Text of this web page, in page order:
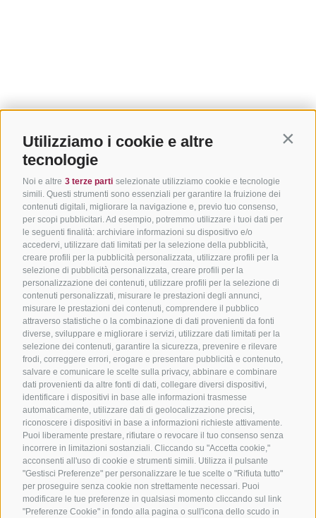
Utilizziamo i cookie e altre
tecnologie
Noi e altre 3 terze parti selezionate utilizziamo cookie e tecnologie
simili. Questi strumenti sono essenziali per garantire la fruizione dei
contenuti digitali, migliorare la navigazione e, previo tuo consenso,
per scopi pubblicitari. Ad esempio, potremmo utilizzare i tuoi dati per
le seguenti finalità: archiviare informazioni su dispositivo e/o
accedervi, utilizzare dati limitati per la selezione della pubblicità,
creare profili per la pubblicità personalizzata, utilizzare profili per la
selezione di pubblicità personalizzata, creare profili per la
personalizzazione dei contenuti, utilizzare profili per la selezione di
contenuti personalizzati, misurare le prestazioni degli annunci,
misurare le prestazioni dei contenuti, comprendere il pubblico
attraverso statistiche o la combinazione di dati provenienti da fonti
diverse, sviluppare e migliorare i servizi, utilizzare dati limitati per la
selezione dei contenuti, garantire la sicurezza, prevenire e rilevare
frodi, correggere errori, erogare e presentare pubblicità e contenuto,
salvare e comunicare le scelte sulla privacy, abbinare e combinare
dati provenienti da altre fonti di dati, collegare diversi dispositivi,
identificare i dispositivi in base alle informazioni trasmesse
automaticamente, utilizzare dati di geolocalizzazione precisi,
riconoscere i dispositivi in base a informazioni richieste attivamente.
Puoi liberamente prestare, rifiutare o revocare il tuo consenso senza
incorrere in limitazioni sostanziali. Cliccando su "Accetta cookie,"
acconsenti all'uso di cookie e strumenti simili. Utilizza il pulsante
"Gestisci Preferenze" per personalizzare le tue scelte o "Rifiuta tutto"
per proseguire senza cookie non strettamente necessari. Puoi
modificare le tue preferenze in qualsiasi momento cliccando sul link
"Preferenze Cookie" in fondo alla pagina o sull'icona dello scudo in